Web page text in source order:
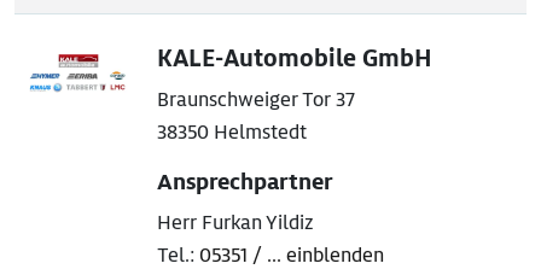
KALE-Automobile GmbH
Braunschweiger Tor 37
38350 Helmstedt
Ansprechpartner
Herr Furkan Yildiz
Tel.: 05351 / ... einblenden